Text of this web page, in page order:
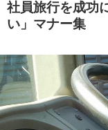
社員旅行を成功
い」マナー集